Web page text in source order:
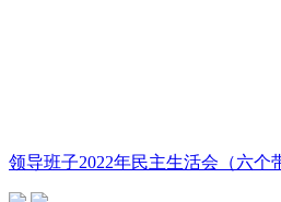
领导班子2022年民主生活会（六个